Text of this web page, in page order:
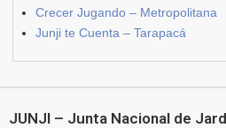
Crecer Jugando – Metropolitana
Junji te Cuenta – Tarapacá
JUNJI – Junta Nacional de